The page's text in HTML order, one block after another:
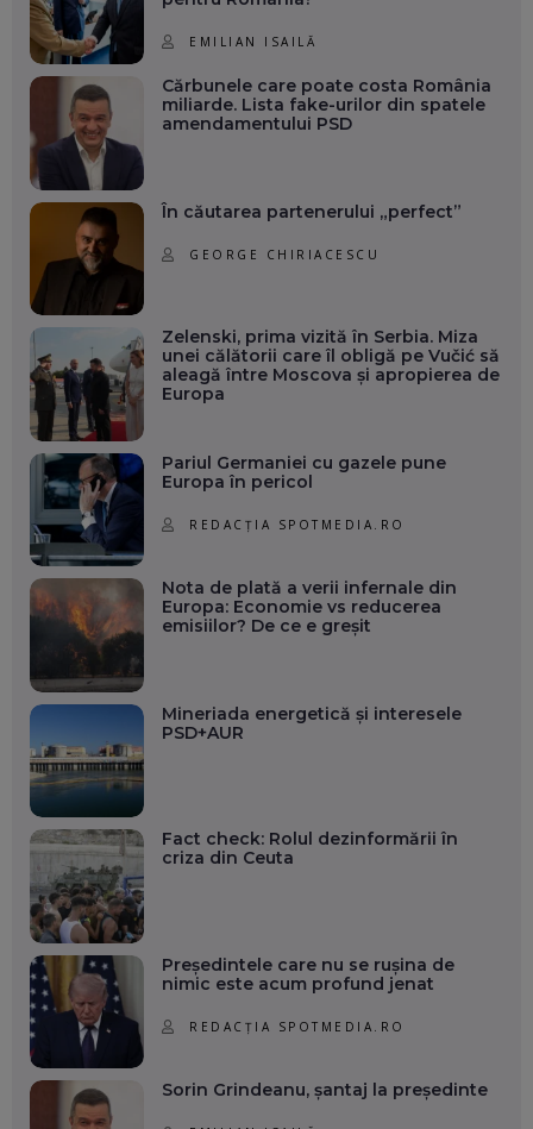
EMILIAN ISAILĂ
Cărbunele care poate costa România
miliarde. Lista fake-urilor din spatele
amendamentului PSD
În căutarea partenerului „perfect”
GEORGE CHIRIACESCU
Zelenski, prima vizită în Serbia. Miza
unei călătorii care îl obligă pe Vučić să
aleagă între Moscova și apropierea de
Europa
Pariul Germaniei cu gazele pune
Europa în pericol
REDACȚIA SPOTMEDIA.RO
Nota de plată a verii infernale din
Europa: Economie vs reducerea
emisiilor? De ce e greșit
Mineriada energetică și interesele
PSD+AUR
Fact check: Rolul dezinformării în
criza din Ceuta
Președintele care nu se rușina de
nimic este acum profund jenat
REDACȚIA SPOTMEDIA.RO
Sorin Grindeanu, șantaj la președinte